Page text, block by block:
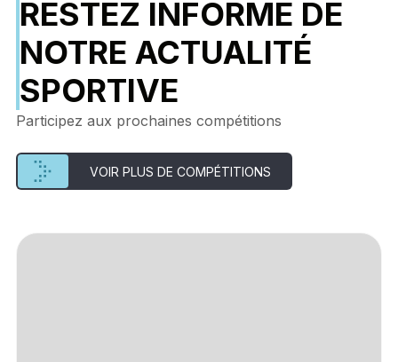
RESTEZ INFORMÉ DE
NOTRE ACTUALITÉ
SPORTIVE
Participez aux prochaines compétitions
VOIR PLUS DE COMPÉTITIONS